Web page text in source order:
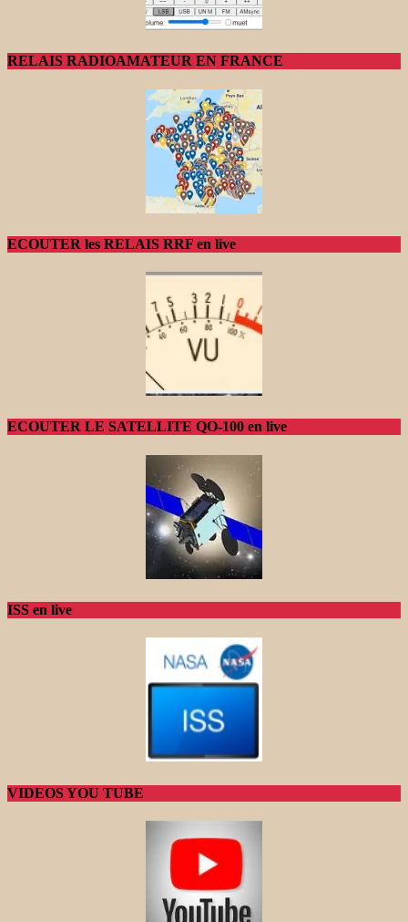
RELAIS RADIOAMATEUR EN FRANCE
ECOUTER les RELAIS RRF en live
ECOUTER LE SATELLITE QO-100 en live
ISS en live
VIDEOS YOU TUBE